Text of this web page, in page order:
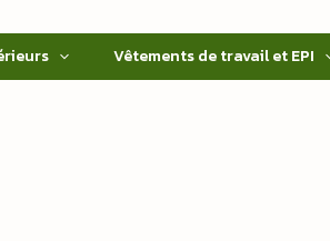
Vêtements de travail et EPI